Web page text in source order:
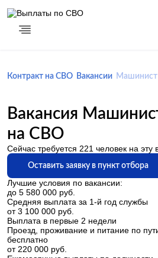
Контракт на СВО Вакансии Машинист
Вакансия
на СВО
Сейчас требуется 221 человек на эту
Оставить заявку в пункт отбора
Лучшие условия по вакансии:
до 5 580 000 руб.
Средняя выплата за 1-й год службы
от 3 100 000 руб.
Выплата в первые 2 недели
Проезд, проживание и питание по
бесплатно
от 220 000 руб.